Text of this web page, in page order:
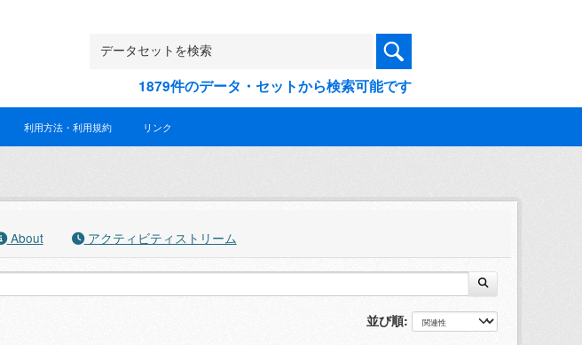
1879件のデータ・セットから検索可能です
利用方法・利用規約 リンク
About アクティビティストリーム
並び順